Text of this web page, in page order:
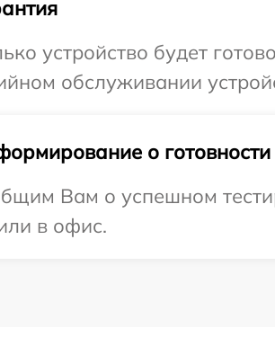
устройство будет
обслуживании
о готовности
Вам о успешном
в офис.